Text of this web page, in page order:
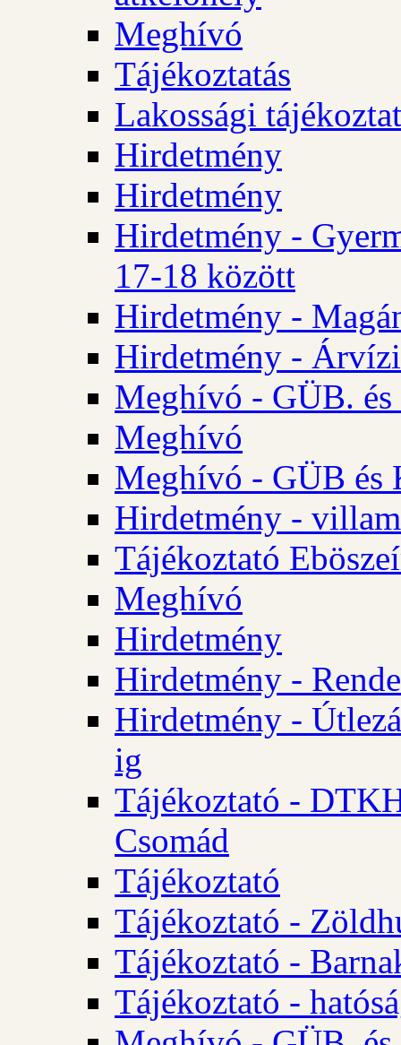
Meghívó
Tájékoztatás
Lakossági
Hirdetmény
Hirdetmény
Hirdetmény -
17-18 között
Hirdetmény -
Hirdetmény -
Meghívó - GÜB.
Meghívó
Meghívó - GÜB és
Hirdetmény -
Tájékoztató
Meghívó
Hirdetmény
Hirdetmény -
Hirdetmény -
ig
Tájékoztató -
Csomád
Tájékoztató
Tájékoztató -
Tájékoztató -
Tájékoztató -